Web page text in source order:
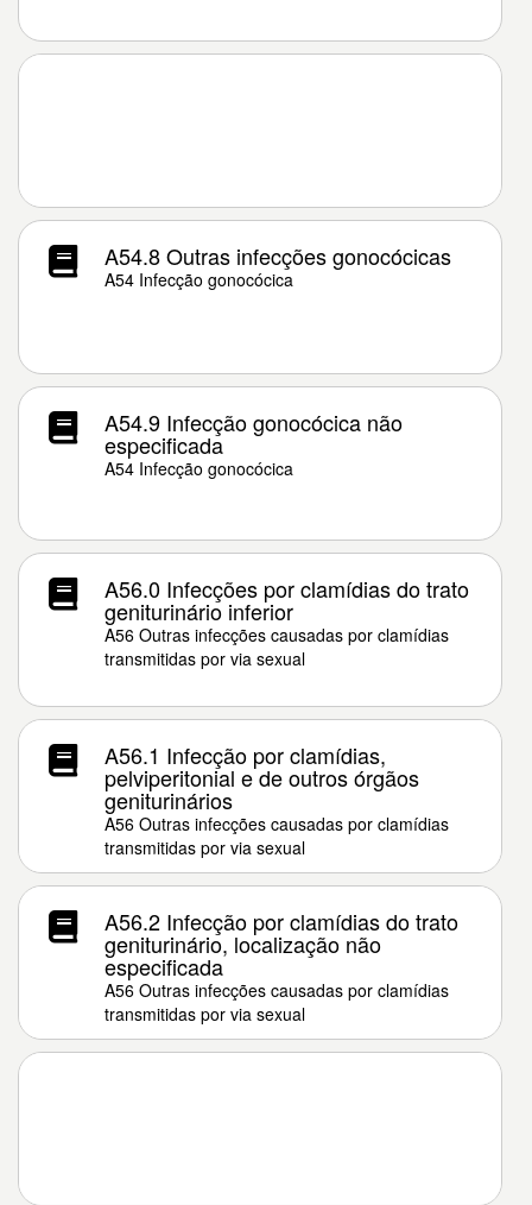
A54.8 Outras infecções gonocócicas
A54 Infecção gonocócica
A54.9 Infecção gonocócica não
especificada
A54 Infecção gonocócica
A56.0 Infecções por clamídias do trato
geniturinário inferior
A56 Outras infecções causadas por clamídias
transmitidas por via sexual
A56.1 Infecção por clamídias,
pelviperitonial e de outros órgãos
geniturinários
A56 Outras infecções causadas por clamídias
transmitidas por via sexual
A56.2 Infecção por clamídias do trato
geniturinário, localização não
especificada
A56 Outras infecções causadas por clamídias
transmitidas por via sexual